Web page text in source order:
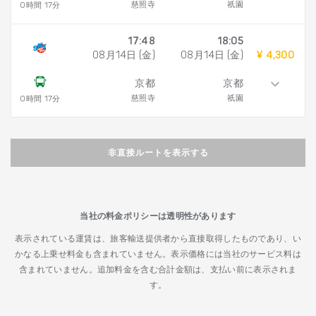
0時間 17分 慈照寺 祇園
0時間 17分
17:48
08月14日 (金)
京都
慈照寺
18:05
08月14日 (金)
京都
祇園
¥ 4,300
非直接ルートを表示する
当社の料金ポリシーは透明性があります
表示されている運賃は、旅客輸送提供者から直接取得したものであり、い
かなる上乗せ料金も含まれていません。表示価格には当社のサービス料は
含まれていません。追加料金を含む合計金額は、支払い前に表示されま
す。